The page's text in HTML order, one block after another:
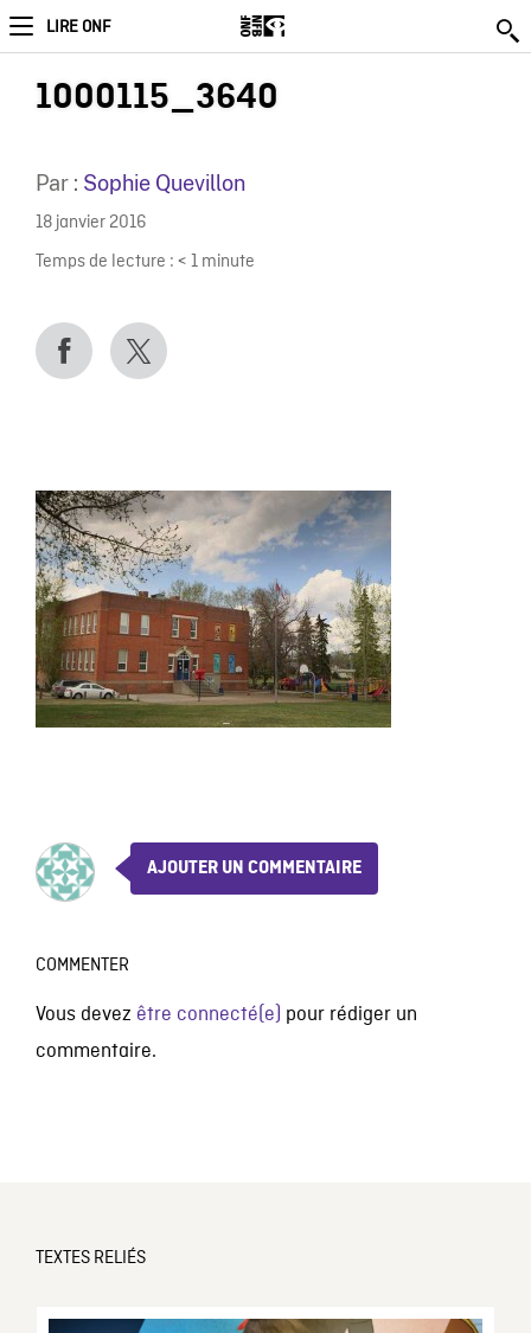
LIRE ONF
1000115_3640
Par : Sophie Quevillon
18 janvier 2016
Temps de lecture : < 1 minute
AJOUTER UN COMMENTAIRE
COMMENTER
Vous devez être connecté(e) pour rédiger un
commentaire.
TEXTES RELIÉS